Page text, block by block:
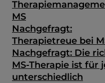
MS
Nachgefragt:
Therapietreue bei
Nachgefragt: Die
MS-Therapie ist für
unterschiedlich